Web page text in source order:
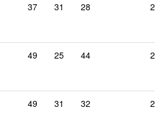
37 31 28
49 25 44
49 31 32